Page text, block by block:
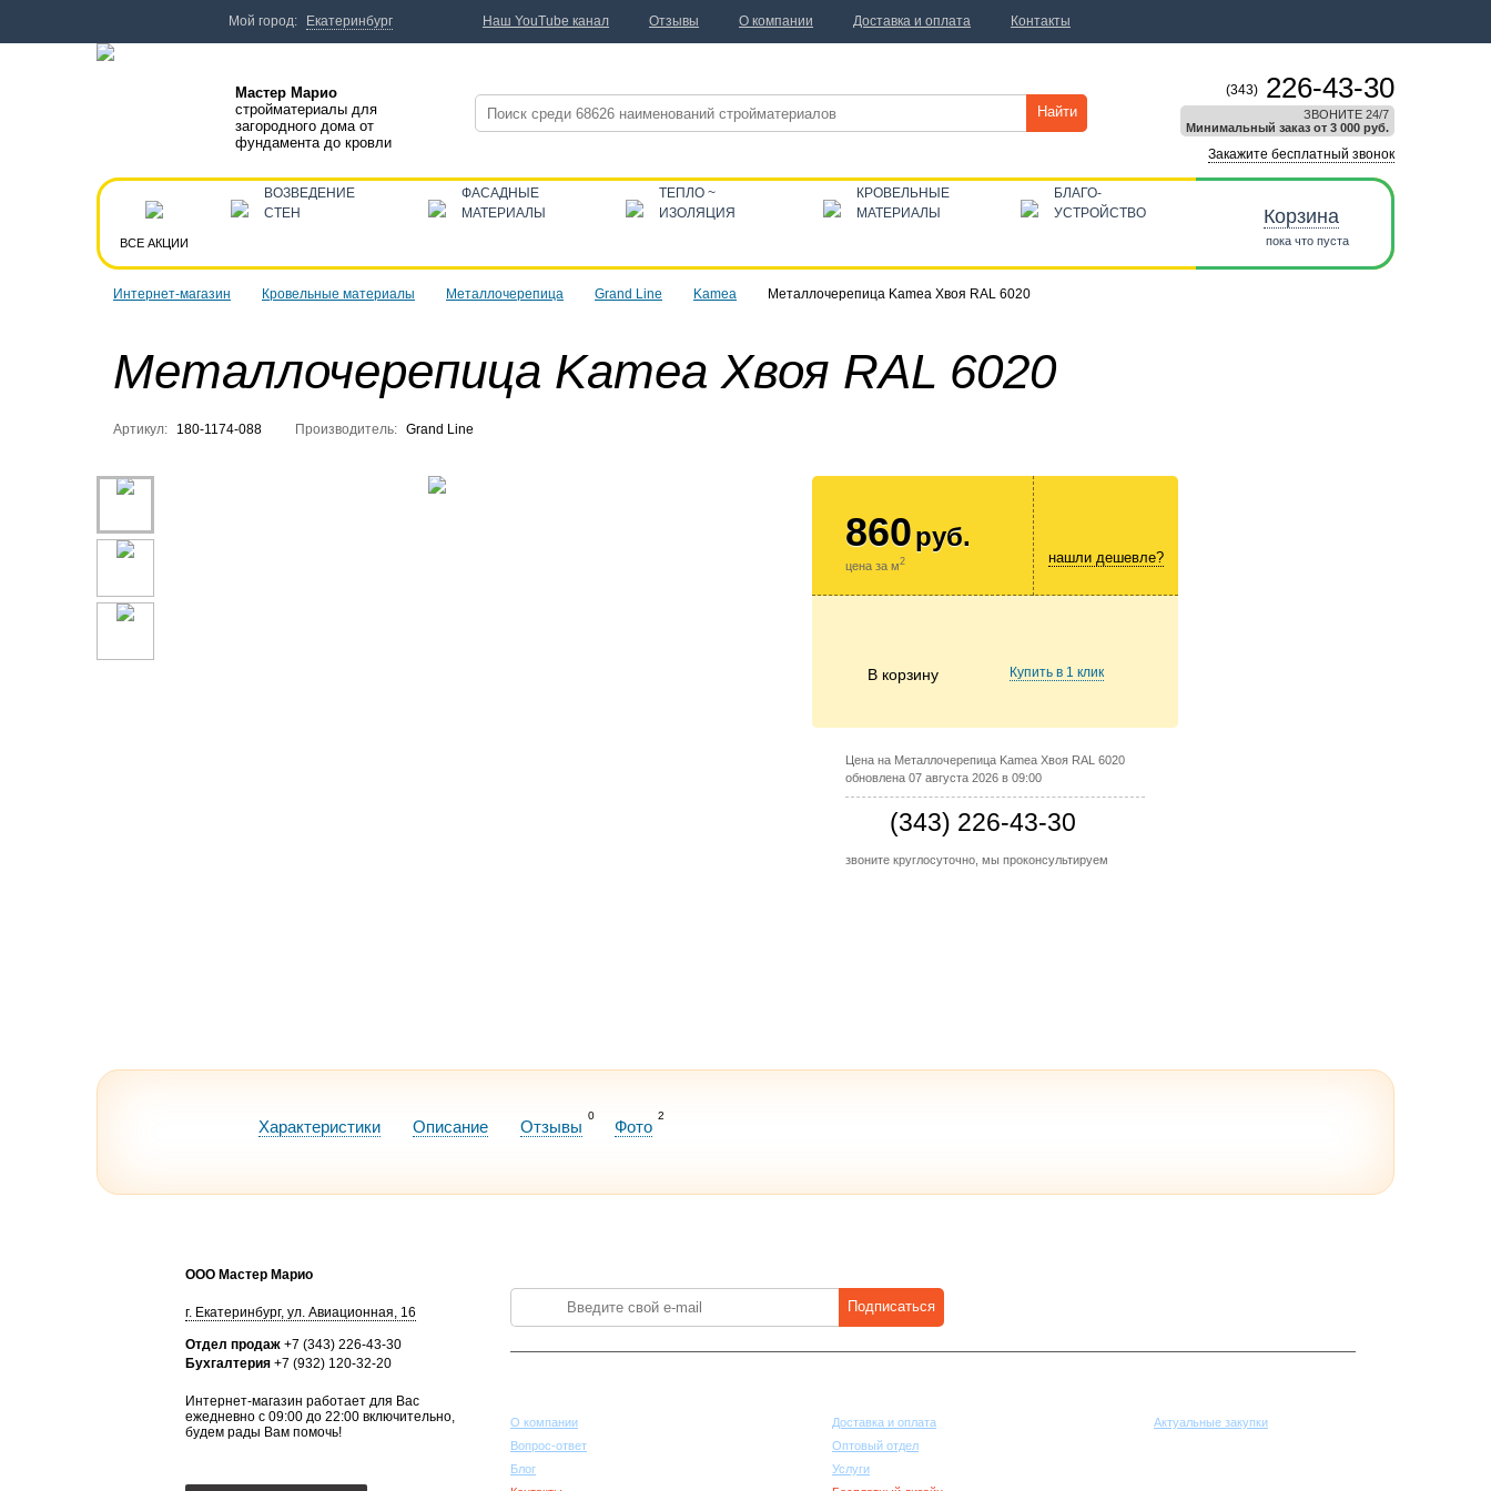
Интернет-магазин Кровельные материалы Металлочерепица Grand Line Kamea Металлочерепица Kamea Хвоя RAL 6020
Металлочерепица Kamea Хвоя RAL 6020
Артикул: 180-1174-088 Производитель: Grand Line
860руб.
цена за м2 нашли дешевле?
В корзину Купить в 1 клик
Цена на Металлочерепица Kamea Хвоя RAL 6020
обновлена 07 августа 2026 в 09:00
(343) 226-43-30
звоните круглосуточно, мы проконсультируем
Характеристики Описание Отзывы
0
Фото
2
Мастер Марио
стройматериалы для
загородного дома от
фундамента до кровли
Найти
(343) 226-43-30
ЗВОНИТЕ 24/7
Минимальный заказ от 3 000 руб.
Закажите бесплатный звонок
ВСЕ АКЦИИ
ВОЗВЕДЕНИЕ
СТЕН
ФАСАДНЫЕ
МАТЕРИАЛЫ
ТЕПЛО ~
ИЗОЛЯЦИЯ
КРОВЕЛЬНЫЕ
МАТЕРИАЛЫ
БЛАГО-
УСТРОЙСТВО
Корзина
пока что пуста
ООО Мастер Марио
г. Екатеринбург, ул. Авиационная, 16
Отдел продаж +7 (343) 226-43-30
Бухгалтерия +7 (932) 120-32-20
Интернет-магазин работает для Вас
ежедневно с 09:00 до 22:00 включительно,
будем рады Вам помочь!
Подписаться
О компании
Вопрос-ответ
Блог
Доставка и оплата
Оптовый отдел
Услуги
Актуальные закупки
Мой город: Екатеринбург Наш YouTube канал Отзывы О компании Доставка и оплата Контакты